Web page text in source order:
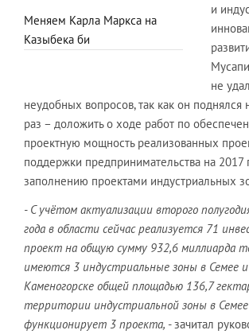
Меняем Карла Маркса на
Казыбека би
и
не
неудобных вопросов, так как он поднялся
раз – доложить о ходе работ по
проектную мощность реализованных
поддержки предпринимательства на 2017
заполнению проектами индустриальных
- С учётом актуализации второго
года в области сейчас реализуется 71
проект на общую сумму 932,6 миллиарда
имеются 3 индустриальные зоны в Семее
Каменогорске общей площадью 136,7
территории индустриальной зоны в Семее
функционирует 3 проекта, - зачитал